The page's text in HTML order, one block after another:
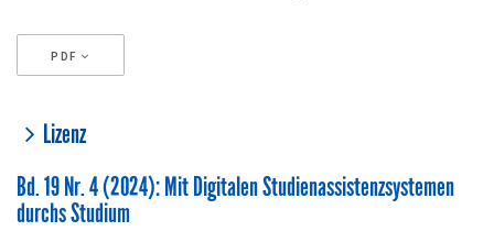
PDF
Artikeldetails
Lizenz
Bd. 19 Nr. 4 (2024): Mit Digitalen Studienassistenzsystemen
durchs Studium